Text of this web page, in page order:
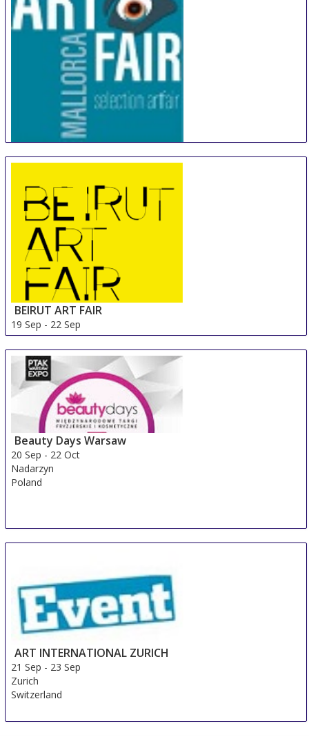
18 Sep-21 Sep
Spain
BEIRUT ART FAIR
19 Sep - 22 Sep
Beirut Area
Lebanon
Beauty Days Warsaw
20 Sep - 22 Oct
Nadarzyn
Poland
ART INTERNATIONAL ZURICH
21 Sep - 23 Sep
Zurich
Switzerland